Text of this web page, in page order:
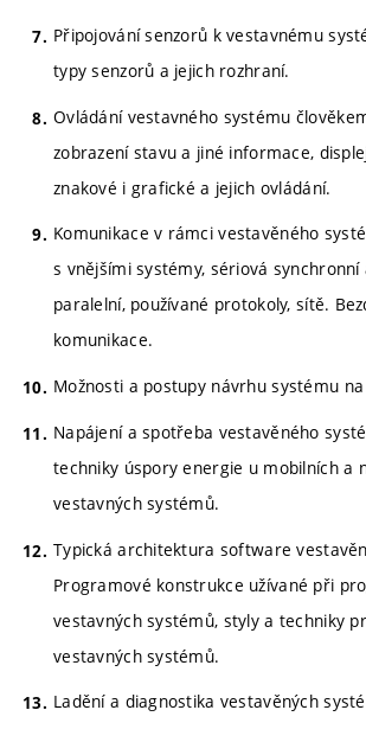
Připojování senzorů k vestavnému
typy senzorů a jejich rozhraní.
Ovládání vestavného systému
zobrazení stavu a jiné informace,
znakové i grafické a jejich ovládání.
Komunikace v rámci vestavěného
s vnějšími systémy, sériová synchronní
paralelní, používané protokoly, sítě.
komunikace.
Možnosti a postupy návrhu systému na
Napájení a spotřeba vestavěného
techniky úspory energie u mobilních a
vestavných systémů.
Typická architektura software
Programové konstrukce užívané při
vestavných systémů, styly a techniky
vestavných systémů.
Ladění a diagnostika vestavěných